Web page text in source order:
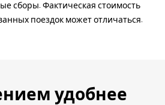
сборы. Фактическая стоимость
поездок может отличаться.
удобнее